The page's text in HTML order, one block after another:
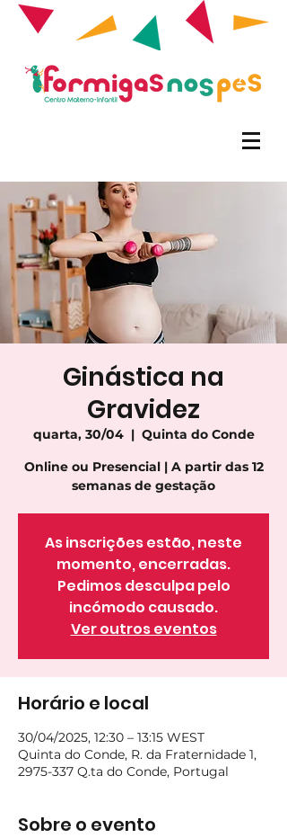
Ginástica na
Gravidez
quarta, 30/04
  |
Quinta do Conde
Online ou Presencial | A partir das 12
semanas de gestação
As inscrições estão, neste
momento, encerradas.
Pedimos desculpa pelo
incómodo causado.
Ver outros eventos
Horário e local
30/04/2025, 12:30 – 13:15 WEST
Quinta do Conde, R. da Fraternidade 1,
2975-337 Q.ta do Conde, Portugal
Sobre o evento